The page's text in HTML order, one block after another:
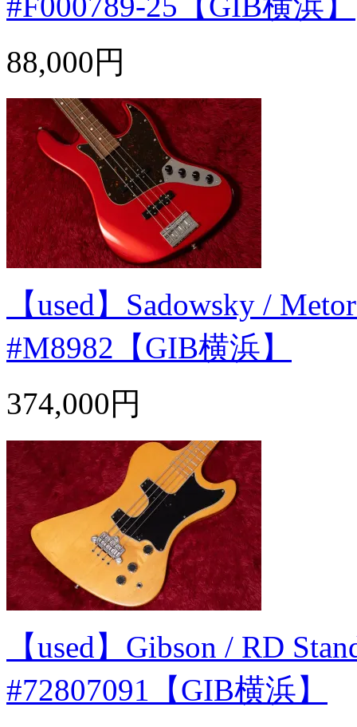
88,000円
【used】Sadowsky /
#M8982【GIB横浜】
374,000円
【used】Gibson / RD
#72807091【GIB横浜】